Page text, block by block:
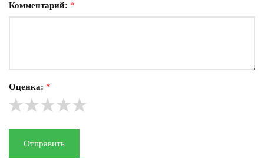
Комментарий: *
Оценка: *
Отправить